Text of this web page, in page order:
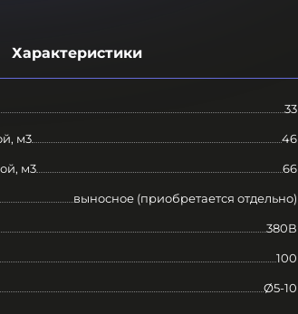
Характеристики
33
м3 46
м3 66
выносное (приобретается отдельно)
380В
100
Ø5-10